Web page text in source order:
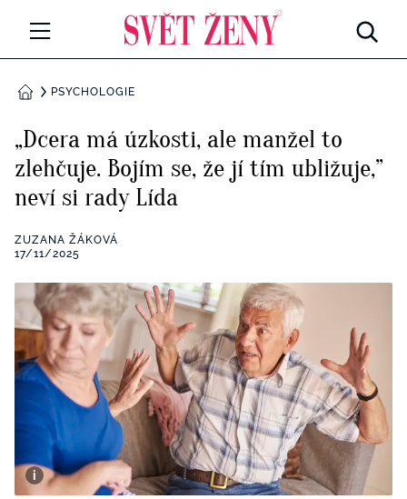
Všechny kategorie
Rozhovory
RETROHUBKY
Všechny kategorie
Seberozvoj
Všechny kategorie
Životní styl
ZÁBAVA
Všechny kategorie
Testy a kvízy
BYDLENÍ
Všechny kategorie
Tvoření
Rady a tipy
BurdaMedia
Extra
SVĚT ŽENY - 599 KČ
ROČNÍ PŘEDPLATNÉ SVĚT ŽENY +
DOMŮPSYCHOLOGIE
„Dcera má úzkosti, ale manžel to
zlehčuje. Bojím se, že jí tím ubližuje,”
neví si rady Lída
ZUZANA ŽÁKOVÁ
17/11/2025